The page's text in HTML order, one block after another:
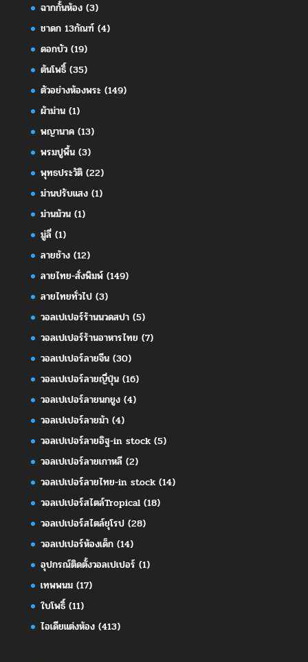
ฉากกั้นห้อง(3)
ชาดก 13กัณฑ์(4)
ดอกบัว(19)
ต้นโพธิ์(35)
ตัวอย่างห้องพระ(149)
ผ้าม่าน(1)
พญานาค(13)
พรมปูพื้น(3)
พุทธประวัติ(22)
ม่านปรับแสง(1)
ม่านม้วน(1)
มู่ลี่(1)
ลายช้าง(12)
ลายไทย-สั่งพิมพ์(149)
ลายไทยทั่วไป(3)
วอลเปเปอร์ร้านนวดสปา(5)
วอลเปเปอร์ร้านอาหารไทย (7)
วอลเปเปอร์ลายจีน(30)
วอลเปเปอร์ลายญี่ปุ่น(16)
วอลเปเปอร์ลายนกยูง(4)
วอลเปเปอร์ลายม้า(4)
วอลเปเปอร์ลายอิฐ-in stock(5)
วอลเปเปอร์ลายเกาหลี(2)
วอลเปเปอร์ลายไทย-in stock(14)
วอลเปเปอร์สไตล์Tropical(18)
วอลเปเปอร์สไตล์ยุโรป(28)
วอลเปเปอร์ห้องเด็ก(14)
อุปกรณ์ติดตั้งวอลเปเปอร์ (1)
เทพพนม(17)
ใบโพธิ์(11)
ไอเดียแต่งห้อง(413)